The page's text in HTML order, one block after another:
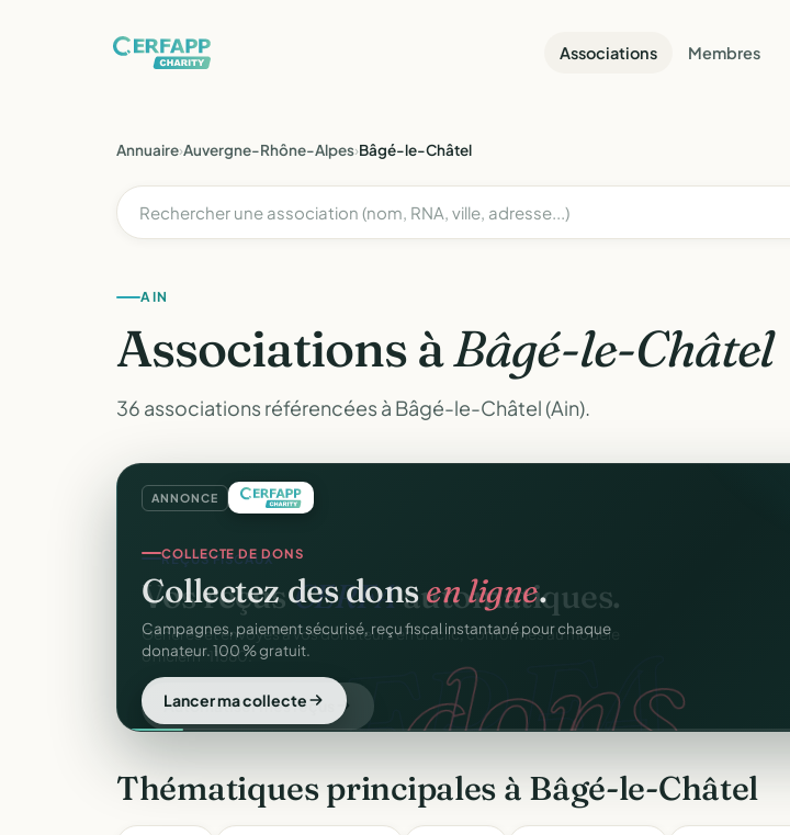
Associations Membres
Annuaire›Auvergne-Rhône-Alpes›Bâgé-le-Châtel
AIN
Associations àBâgé-le-Châtel
36 associations référencées à Bâgé-le-Châtel (Ain).
ANNONCE
dons.
COLLECTE DE DONS
Collectez des donsen ligne.
Campagnes, paiement sécurisé, reçu fiscal instantané pour chaque
donateur. 100 % gratuit.
Lancer ma collecte
Thématiques principales à Bâgé-le-Châtel